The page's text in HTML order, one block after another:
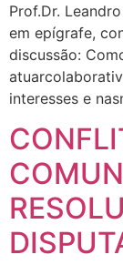
Prof.Dr.
em epígrafe,
discussão:
interesses e